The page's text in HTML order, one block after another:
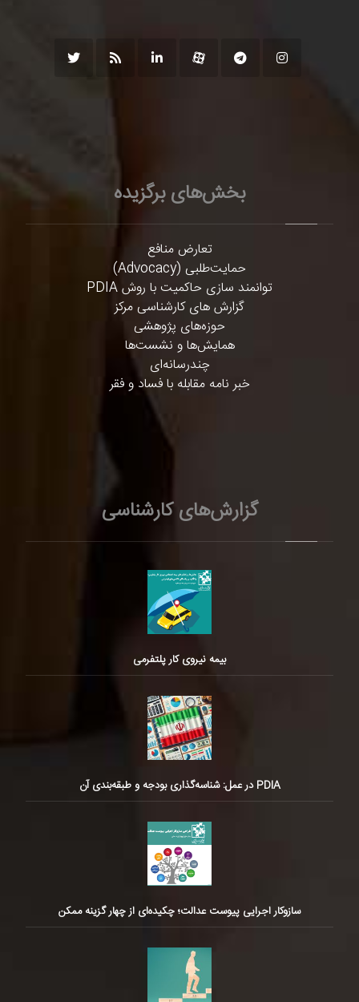
بخش‌های برگزیده
تعارض منافع
حمایت‌طلبی (Advocacy)
توانمند سازی حاکمیت با روش PDIA
گزارش های کارشناسی مرکز
حوزه‌های پژوهشی
همایش‌ها و نشست‌ها
چندرسانه‌ای
خبر نامه مقابله با فساد و فقر
گزارش‌های کارشناسی
بیمه نیروی کار پلتفرمی
PDIA در عمل: شناسه‌گذاری بودجه و طبقه‌بندی آن
سازوکار اجرایی پیوست عدالت؛ چکیده‌ای از چهار گزینه ممکن